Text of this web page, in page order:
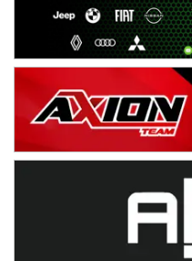
Gral. E. Godoy (Río Negro)
CSK - F7
Juventud Unida (Tierra)
NORESTE SANTAFESINO - F6
Ciudad de Avellaneda (Asfalto)
José Samuel Sánchez (Tierra)